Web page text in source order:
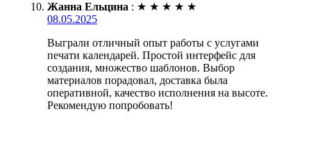
Жанна Ельцина : ★ ★ ★ ★ ★
08.05.2025
Выграли отличный опыт работы с услугами
печати календарей. Простой интерфейс для
создания, множество шаблонов. Выбор
материалов порадовал, доставка была
оперативной, качество исполнения на высоте.
Рекомендую попробовать!